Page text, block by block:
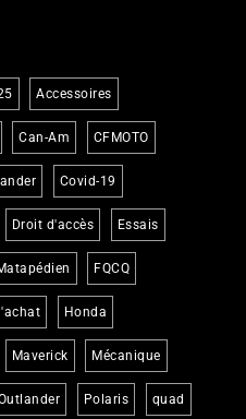
Accessoires
Can-Am CFMOTO
Covid-19
Droit d'accès Essais
FQCQ
Honda
Maverick Mécanique
Polaris quad